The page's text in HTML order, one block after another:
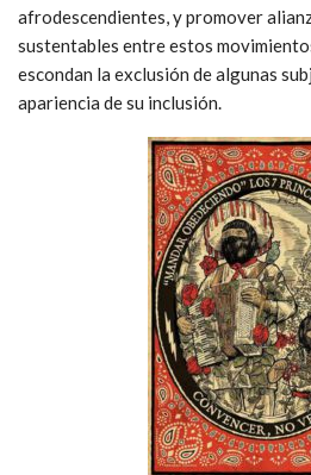
afrodescendientes, y promover
sustentables entre estos
escondan la exclusión de algunas
apariencia de su inclusión.